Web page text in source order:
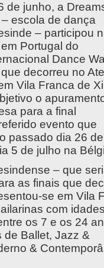
de junho, a
escola de dança
– participou
Portugal do
Dance
decorreu no
Vila Franca de
o
para a final
evento que
passado dia 26
5 de julho na
– que
as finais que
se em Vila
com
os 7 e os 24
de Ballet, Jazz &
&